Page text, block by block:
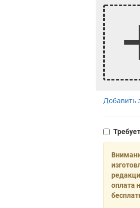
Добавить
оплата